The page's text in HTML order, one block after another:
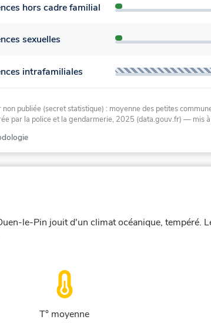
hors cadre familial
sexuelles
intrafamiliales
non publiée (secret statistique) : moyenne des petites
par la police et la gendarmerie, 2025 (data.gouv.fr) — mis à
le-Pin jouit d'un climat océanique, tempéré.
T° moyenne